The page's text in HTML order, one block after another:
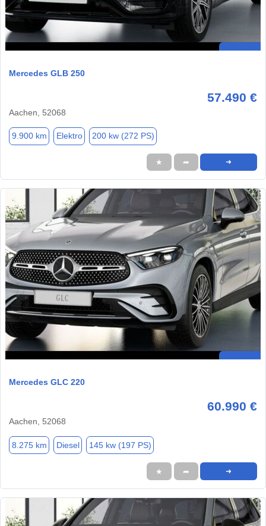
Mercedes GLB 250
57.490 €
Aachen, 52068
9.900 km Elektro 200 kw (272 PS)
★ ➦ ➜
Mercedes GLC 220
60.990 €
Aachen, 52068
8.275 km Diesel 145 kw (197 PS)
★ ➦ ➜